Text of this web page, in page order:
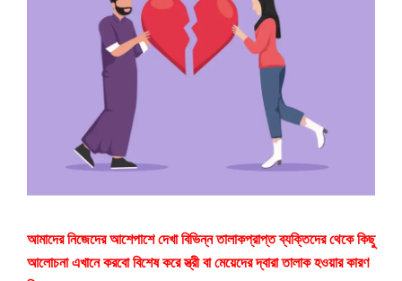
আমাদের নিজেদের আশেপাশে দেখা বিভিন্ন তালাকপ্রাপ্ত ব্যক্তিদের থেকে কিছু
আলোচনা এখানে করবো বিশেষ করে স্ত্রী বা মেয়েদের দ্বারা তালাক হওয়ার কারণ